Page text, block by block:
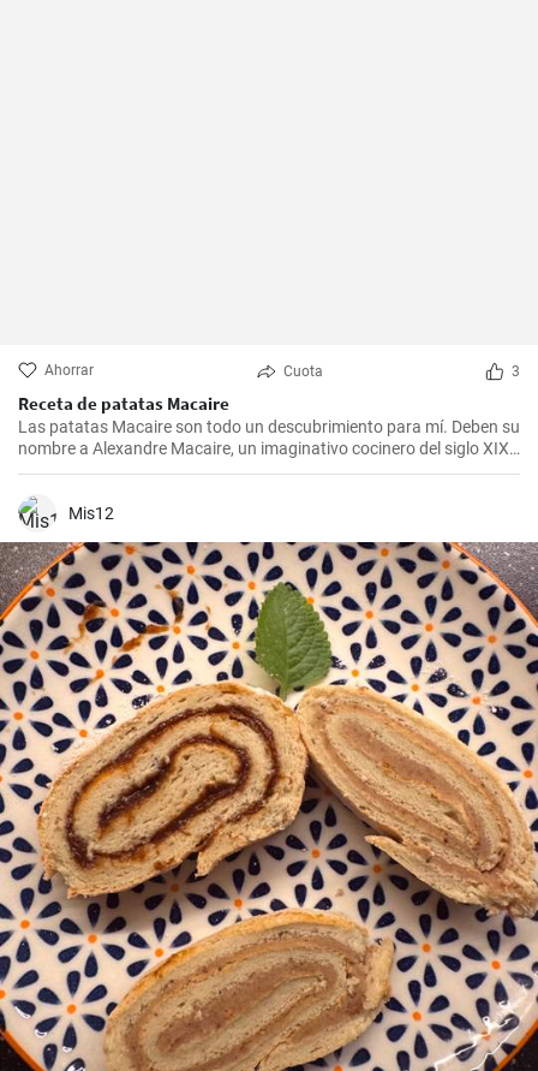
Ahorrar Cuota 3
Receta de patatas Macaire
Las patatas Macaire son todo un descubrimiento para mí. Deben su
nombre a Alexandre Macaire, un imaginativo cocinero del siglo XIX.
Este plato de patatas de sabor exquisito es en realidad muy sencillo
y sólo requiere unos pocos ingredientes. Es lo que más me gusta
cocinar con mi familia los fines de semana, cuando podemos
¡tendrás una sabrosa receta de guarnición en tu repertorio culinario
en un abrir y cerrar de ojos!
Mis12